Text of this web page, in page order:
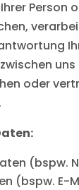
Person
oder
(bspw.
(bspw. E-